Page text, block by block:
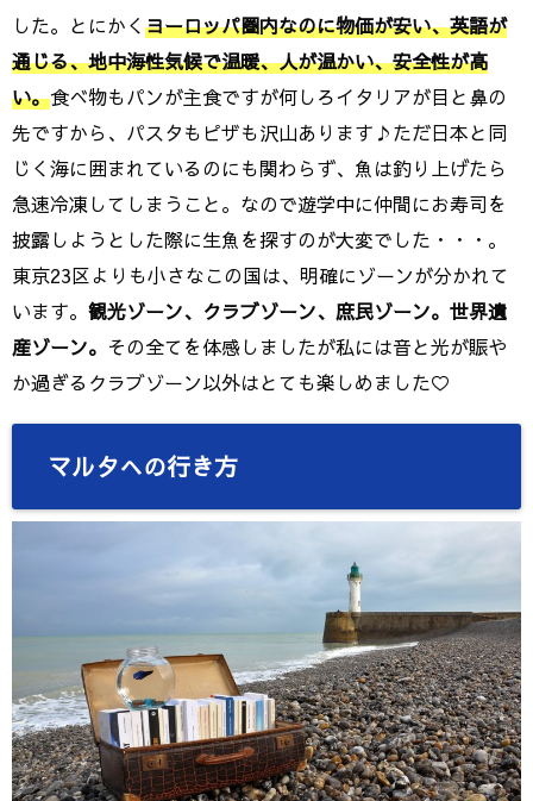
した。とにかく ヨーロッパ圏内なのに物価が安い、英語が
通じる、地中海性気候で温暖、人が温かい、安全性が高
い。食べ物もパンが主食ですが何しろイタリアが目と鼻の
先ですから、パスタもピザも沢山あります♪ただ日本と同
じく海に囲まれているのにも関わらず、魚は釣り上げたら
急速冷凍してしまうこと。なので遊学中に仲間にお寿司を
披露しようとした際に生魚を探すのが大変でした・・・。
東京23区よりも小さなこの国は、明確にゾーンが分かれて
います。 観光ゾーン、クラブゾーン、庶民ゾーン。世界遺
産ゾーン。 その全てを体感しましたが私には音と光が賑や
か過ぎるクラブゾーン以外はとても楽しめました♡
マルタへの行き方